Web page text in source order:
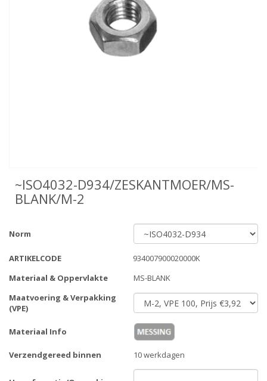
~ISO4032-D934/ZESKANTMOER/MS-
BLANK/M-2
Norm
ARTIKELCODE
934007900020000K
Materiaal & Oppervlakte
MS-BLANK
Maatvoering & Verpakking
(VPE)
Materiaal Info
Verzendgereed binnen 10 werkdagen